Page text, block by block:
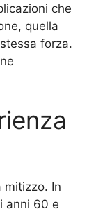
che
quella
forza.
mitizzo. In
anni 60 e